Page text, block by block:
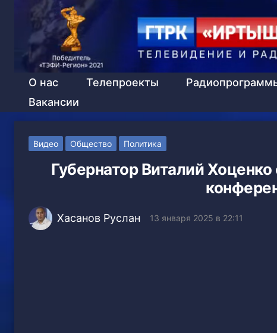
О нас Телепроекты
Вакансии
Видео Общество Политика
Губернатор Виталий
Хасанов Руслан 13 января 2025 в 22:11